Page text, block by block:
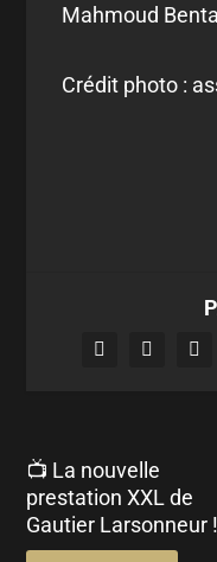
Mahmoud
Crédit photo :
📺 La nouvelle
prestation XXL de
Gautier Larsonneur !